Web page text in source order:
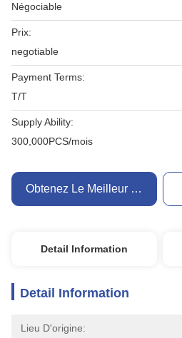
Négociable
Prix:
negotiable
Payment Terms:
T/T
Supply Ability:
300,000PCS/mois
Obtenez Le Meilleur Prix
Detail Information
Detail Information
Lieu D'origine: